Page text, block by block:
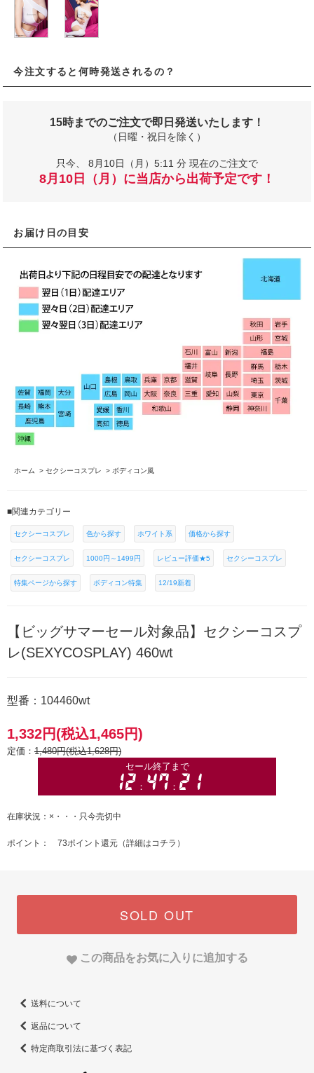
今注文すると何時発送されるの？
15時までのご注文で即日発送いたします！
（日曜・祝日を除く）
只今、 8月10日（月）5:11 分 現在のご注文で
8月10日（月）に当店から出荷予定です！
お届け日の目安
ホーム > セクシーコスプレ > ボディコン風
■関連カテゴリー
セクシーコスプレ 色から探す ホワイト系 価格から探す
セクシーコスプレ 1000円～1499円 レビュー評価★5 セクシーコスプレ
特集ページから探す ボディコン特集 12/19新着
【ビッグサマーセール対象品】セクシーコスプ
レ(SEXYCOSPLAY) 460wt
型番：104460wt
1,332円(税込1,465円)
定価： 1,480円(税込1,628円)
在庫状況：×・・・只今売切中
ポイント： 73ポイント還元（詳細はコチラ ）
SOLD OUT
この商品をお気に入りに追加する
送料について
返品について
特定商取引法に基づく表記